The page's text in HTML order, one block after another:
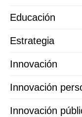
Educación
Estrategia
Innovación
Innovación
Innovación